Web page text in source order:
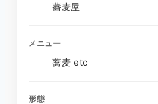
蕎麦屋
メニュー
蕎麦 etc
形態